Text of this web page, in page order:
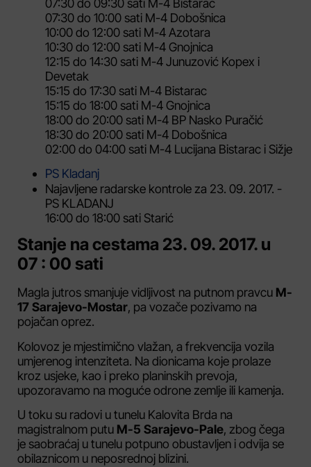
07:30 do 10:00 sati M-4 Dobošnica
10:00 do 12:00 sati M-4 Azotara
10:30 do 12:00 sati M-4 Gnojnica
12:15 do 14:30 sati M-4 Junuzović Kopex i
Devetak
15:15 do 17:30 sati M-4 Bistarac
15:15 do 18:00 sati M-4 Gnojnica
18:00 do 20:00 sati M-4 BP Nasko Puračić
18:30 do 20:00 sati M-4 Dobošnica
02:00 do 04:00 sati M-4 Lucijana Bistarac i Sižje
PS Kladanj
Najavljene radarske kontrole za 23. 09. 2017. -
PS KLADANJ
16:00 do 18:00 sati Starić
Stanje na cestama 23. 09. 2017. u
07 : 00 sati
Magla jutros smanjuje vidljivost na putnom pravcu M-
17 Sarajevo-Mostar, pa vozače pozivamo na
pojačan oprez.
Kolovoz je mjestimično vlažan, a frekvencija vozila
umjerenog intenziteta. Na dionicama koje prolaze
kroz usjeke, kao i preko planinskih prevoja,
upozoravamo na moguće odrone zemlje ili kamenja.
U toku su radovi u tunelu Kalovita Brda na
magistralnom putu M-5 Sarajevo-Pale, zbog čega
je saobraćaj u tunelu potpuno obustavljen i odvija se
obilaznicom u neposrednoj blizini.